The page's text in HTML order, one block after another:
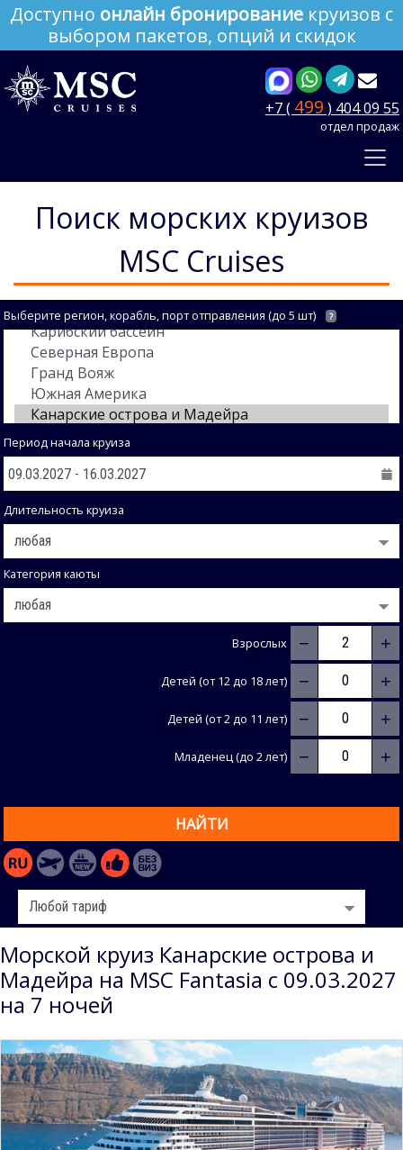
Доступно онлайн бронирование круизов с
выбором пакетов, опций и скидок
+7 ( 499 ) 404 09 55
отдел продаж
Поиск морских круизов
MSC Cruises
Выберите регион, корабль, порт отправления (до 5 шт) ?
Период начала круиза
Длительность круиза
Категория каюты
Взрослых − +
Детей (от 12 до 18 лет) − +
Детей (от 2 до 11 лет) − +
Младенец (до 2 лет) − +
НАЙТИ
Морской круиз Канарские острова и
Мадейра на MSC Fantasia с 09.03.2027
на 7 ночей